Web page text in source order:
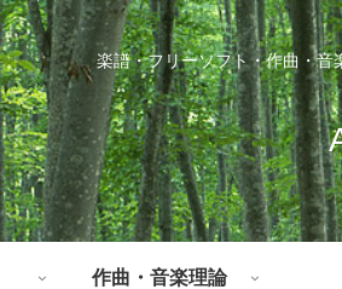
楽譜・フリーソフト・作曲・
作曲・音楽理論